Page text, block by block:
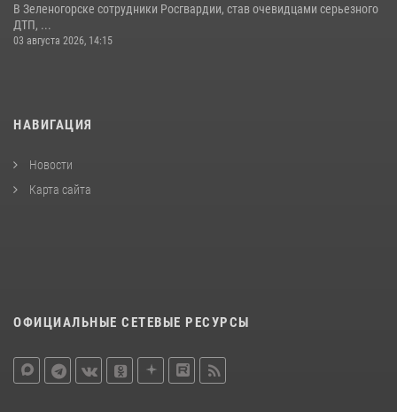
В Зеленогорске сотрудники Росгвардии, став очевидцами серьезного
ДТП, ...
03 августа 2026, 14:15
НАВИГАЦИЯ
Новости
Карта сайта
ОФИЦИАЛЬНЫЕ СЕТЕВЫЕ РЕСУРСЫ